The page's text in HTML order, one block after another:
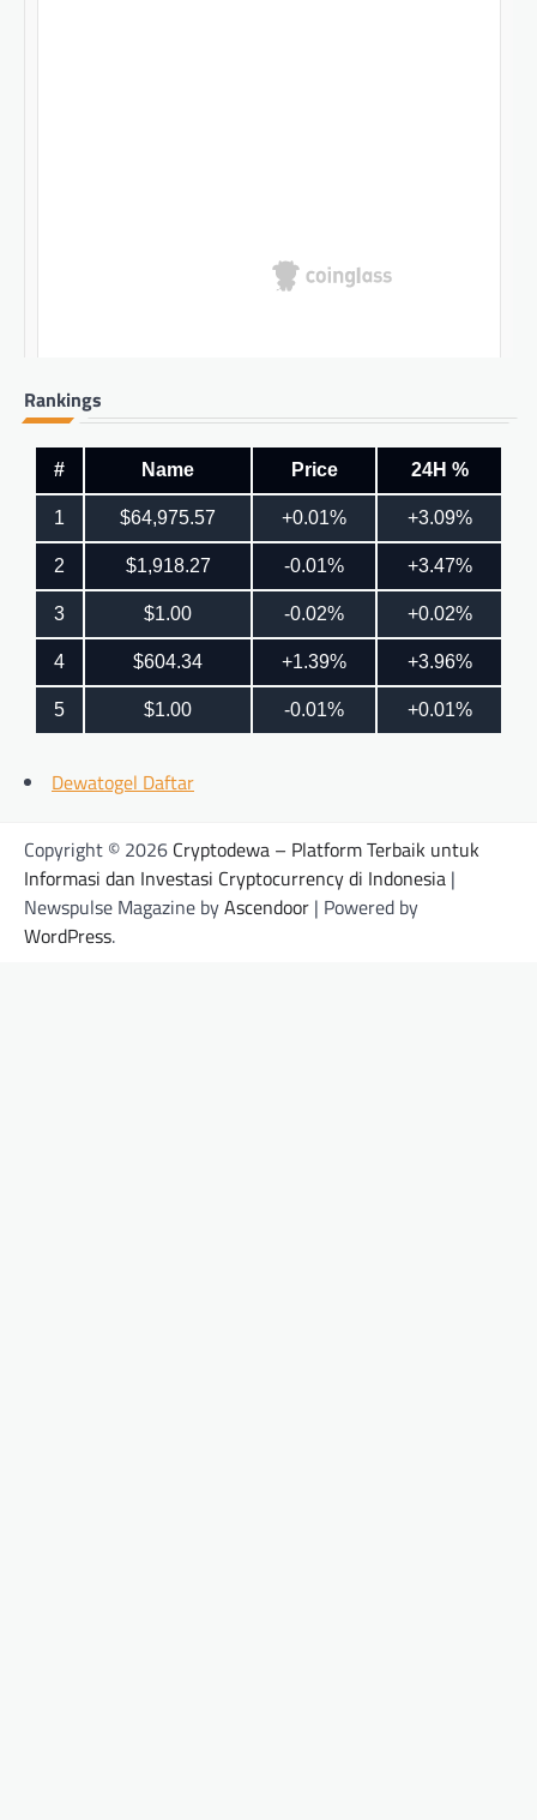
Rankings
Dewatogel Daftar
Copyright © 2026 Cryptodewa – Platform Terbaik untuk
Informasi dan Investasi Cryptocurrency di Indonesia |
Newspulse Magazine byAscendoor | Powered by
WordPress.